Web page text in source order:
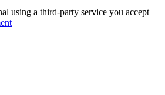
using a third-party service you accept